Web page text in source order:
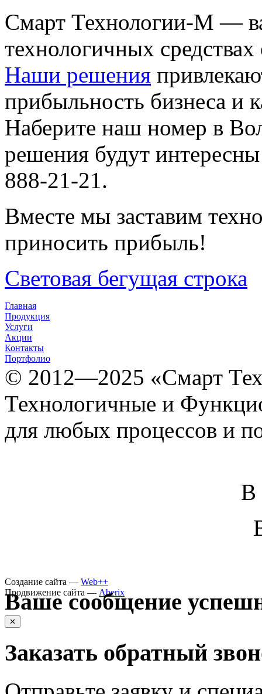
Смарт Технологии-М —
технологичных
Наши решения
прибыльность бизнеса и
Наберите наш номер в
решения будут
888-21-21.
Вместе мы заставим
приносить прибыль!
Световая бегущая строка
Главная
Продукция
Услуги
Акции
Контакты
Портфолио
© 2012­­­—2025 «Смарт
Технологичные и
для любых процессов и
В
Создание сайта — Web++
Продвижение сайта — Aberix
Ваше сообщение
✕
Заказать обратный